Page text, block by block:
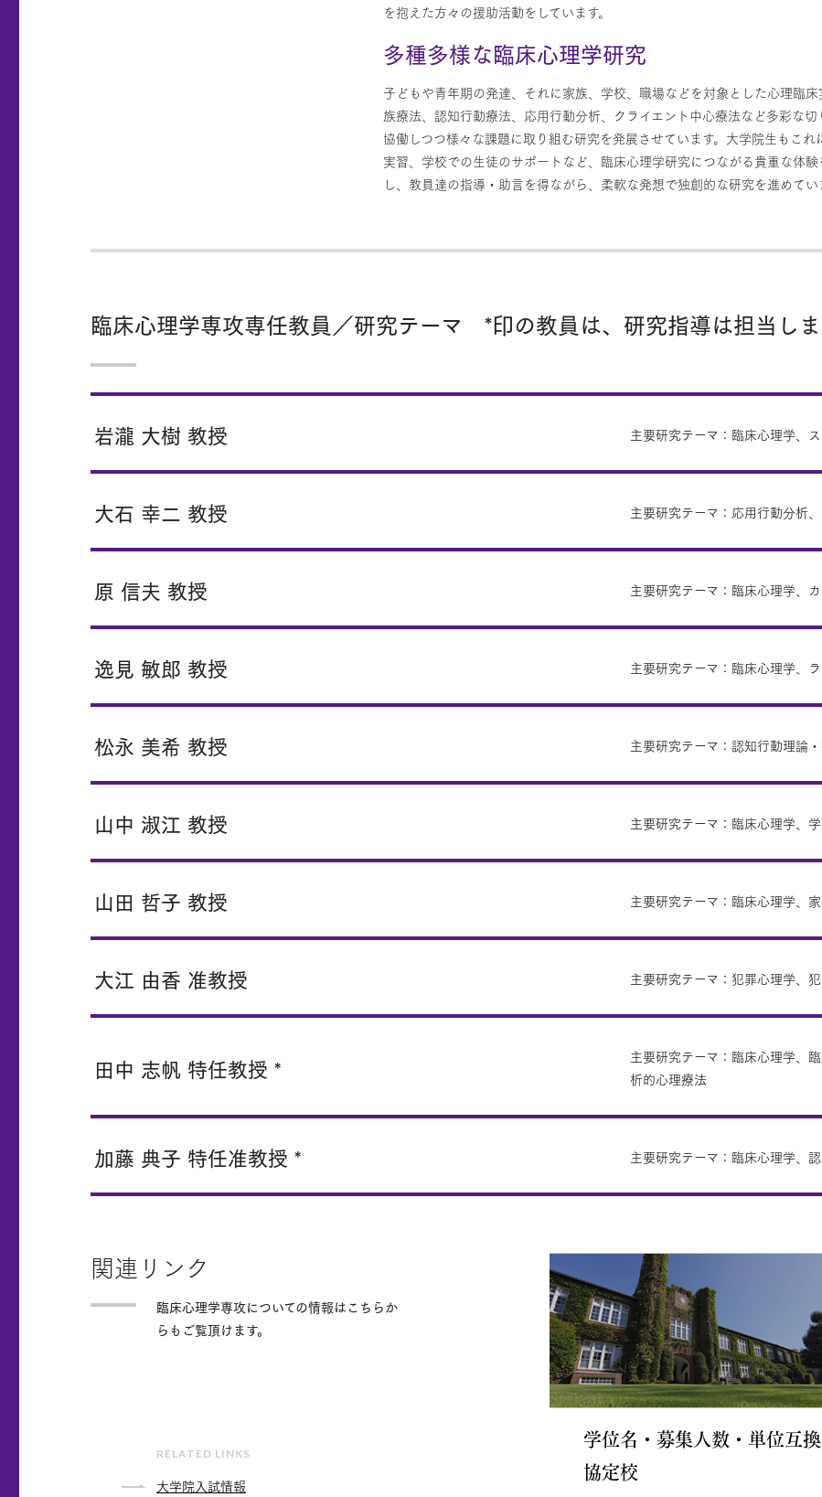
を抱えた方々の援助活動をしています。
多種多様な臨床心理学研究
子どもや青年期の発達、それに家族、学校、職場などを対象とした心理臨
族療法、認知行動療法、応用行動分析、クライエント中心療法など多彩な
協働しつつ様々な課題に取り組む研究を発展させています。大学院生もこ
実習、学校での生徒のサポートなど、臨床心理学研究につながる貴重な体
し、教員達の指導・助言を得ながら、柔軟な発想で独創的な研究を進めてい
臨床心理学専攻専任教員／研究テーマ *印の教員は、研究指導は担当しま
岩瀧 大樹 教授 主要研究テーマ：臨床心理学、
大石 幸二 教授 主要研究テーマ：応用行動分析
原 信夫 教授 主要研究テーマ：臨床心理学、
逸見 敏郎 教授 主要研究テーマ：臨床心理学、
松永 美希 教授 主要研究テーマ：認知行動理論
山中 淑江 教授 主要研究テーマ：臨床心理学、
山田 哲子 教授 主要研究テーマ：臨床心理学、
大江 由香 准教授 主要研究テーマ：犯罪心理学、
田中 志帆 特任教授 *
主要研究テーマ：臨床心理学、
析的心理療法
加藤 典子 特任准教授 * 主要研究テーマ：臨床心理学、
関連リンク
臨床心理学専攻についての情報はこちらか
らもご覧頂けます。
学位名・募集人数・単位互換
協定校
RELATED LINKS
大学院入試情報